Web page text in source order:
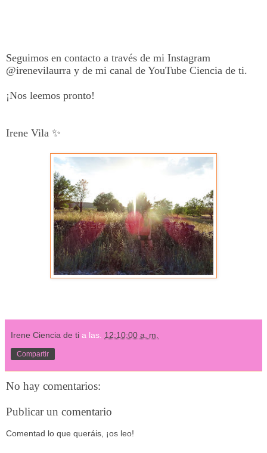
Seguimos en contacto a través de mi Instagram
@irenevilaurra y de mi canal de YouTube Ciencia de ti.
¡Nos leemos pronto!
Irene Vila ✨
Irene Ciencia de ti a las. 12:10:00 a. m.
Compartir
No hay comentarios:
Publicar un comentario
Comentad lo que queráis, ¡os leo!